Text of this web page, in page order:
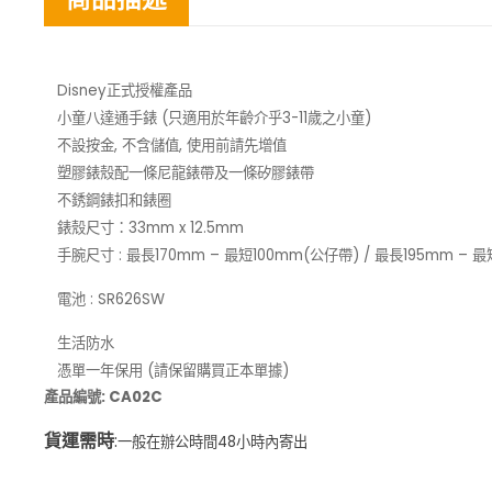
Disney正式授權產品
小童八達通手錶 (只適用於年齡介乎3-11歲之小童)
不設按金, 不含儲值, 使用前請先增值
塑膠錶殼配一條尼龍錶帶及一條矽膠錶帶
不銹鋼錶扣和錶圈
錶殼尺寸：33mm x 12.5mm
手腕尺寸 : 最長170mm – 最短100mm(公仔帶) / 最長195mm –
電池 : SR626SW
生活防水
憑單一年保用 (請保留購買正本單據)
產品編號: CA02C
貨運需時:一般在辦公時間48小時內寄出